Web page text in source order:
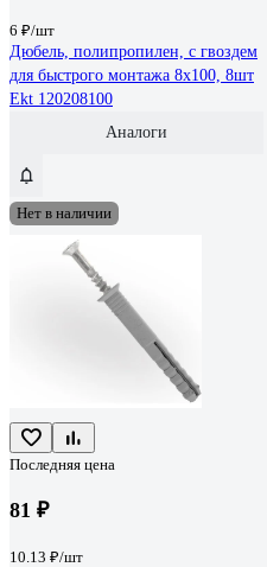
6 ₽/шт
Дюбель, полипропилен, с гвоздем
для быстрого монтажа 8х100, 8шт
Ekt 120208100
Аналоги
Нет в наличии
Последняя цена
81 ₽
10.13 ₽/шт